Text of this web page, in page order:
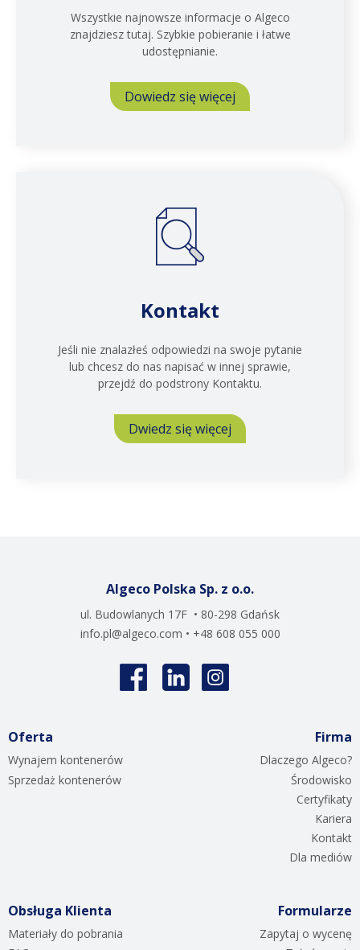
Wszystkie najnowsze informacje o Algeco
znajdziesz tutaj. Szybkie pobieranie i łatwe
udostępnianie.
Dowiedz się więcej
Kontakt
Jeśli nie znalazłeś odpowiedzi na swoje pytanie
lub chcesz do nas napisać w innej sprawie,
przejdź do podstrony Kontaktu.
Dwiedz się więcej
Algeco Polska Sp. z o.o.
ul. Budowlanych 17F • 80-298 Gdańsk
info.pl@algeco.com • +48 608 055 000
Oferta
Wynajem kontenerów
Sprzedaż kontenerów
Firma
Dlaczego Algeco?
Środowisko
Certyfikaty
Kariera
Kontakt
Dla mediów
Obsługa Klienta
Materiały do pobrania
Formularze
Zapytaj o wycenę